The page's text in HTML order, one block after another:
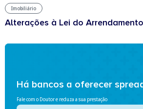
Imobiliário
Alterações à Lei do Arrendamento
Há bancos a oferecer
Fale com o Doutor e reduza a sua prestação